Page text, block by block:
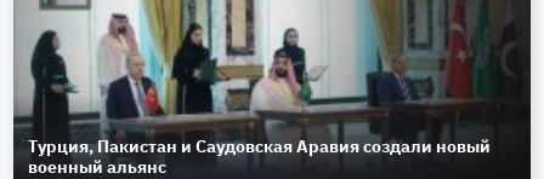
Турция, Пакистан и Саудовская Аравия создали новый
военный альянс